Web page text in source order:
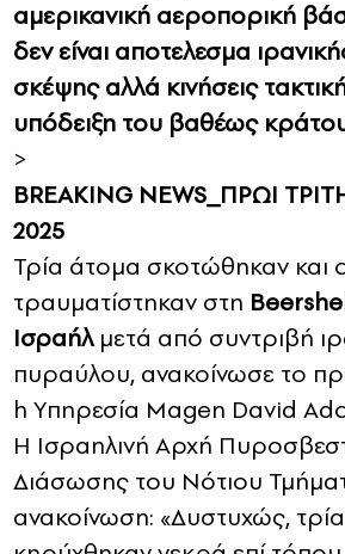
αμερικανική αεροπορική
δεν είναι αποτελεσμα
σκέψης αλλά κινήσεις
υπόδειξη του βαθέως
>
BREAKING NEWS_ΠΡΩΙ
2025
Τρία άτομα σκοτώθηκαν και
τραυματίστηκαν στη
Ισραήλμετά από συντριβή
πυραύλου, ανακοίνωσε το
h Yπηρεσία Magen David
Η Ισραηλινή Αρχή
Διάσωσης του Νότιου
ανακοίνωση: «Δυστυχώς,